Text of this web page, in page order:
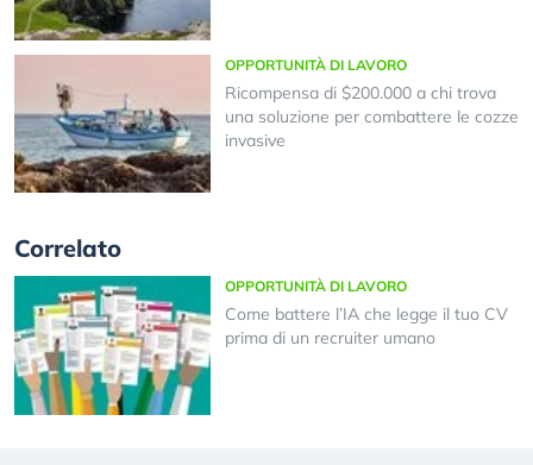
OPPORTUNITÀ DI LAVORO
Ricompensa di $200.000 a chi trova
una soluzione per combattere le cozze
invasive
Correlato
OPPORTUNITÀ DI LAVORO
Come battere l’IA che legge il tuo CV
prima di un recruiter umano